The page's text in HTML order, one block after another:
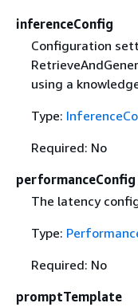
inferenceConfig
Configuration
using a
Type:
Required: No
performanceConfig
The latency
Type:
Required: No
promptTemplate